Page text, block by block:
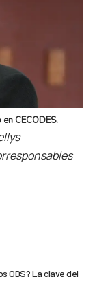
CECODES.
ODS? La clave del